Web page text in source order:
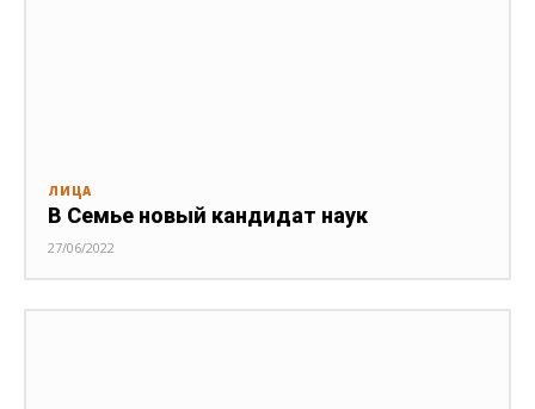
ЛИЦА
В Семье новый кандидат наук
27/06/2022